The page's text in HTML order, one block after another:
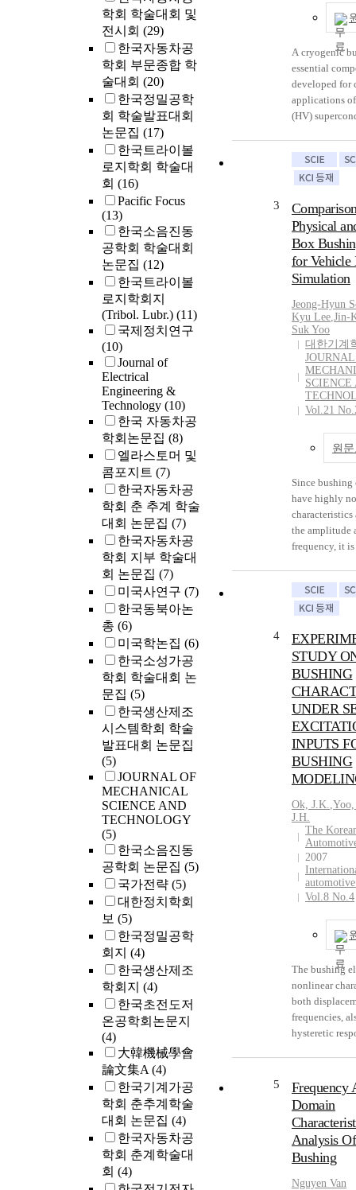
학회 학술대회 및
전시회 (29)
한국자동차공
학회 부문종합 학
술대회 (20)
한국정밀공학
회 학술발표대회
논문집 (17)
한국트라이볼
로지학회 학술대
회 (16)
Pacific Focus
(13)
한국소음진동
공학회 학술대회
논문집 (12)
한국트라이볼
로지학회지
(Tribol. Lubr.) (11)
국제정치연구
(10)
Journal of
Electrical
Engineering &
Technology (10)
한국 자동차공
학회논문집 (8)
엘라스토머 및
콤포지트 (7)
한국자동차공
학회 춘 추계 학술
대회 논문집 (7)
한국자동차공
학회 지부 학술대
회 논문집 (7)
미국사연구 (7)
한국동북아논
총 (6)
미국학논집 (6)
한국소성가공
학회 학술대회 논
문집 (5)
한국생산제조
시스템학회 학술
발표대회 논문집
(5)
JOURNAL OF
MECHANICAL
SCIENCE AND
TECHNOLOGY
(5)
한국소음진동
공학회 논문집 (5)
국가전략 (5)
대한정치학회
보 (5)
한국정밀공학
회지 (4)
한국생산제조
학회지 (4)
한국초전도저
온공학회논문지
(4)
大韓機械學會
論文集A(4)
한국기계가공
학회 춘추계학술
대회 논문집 (4)
한국자동차공
학회 춘계학술대
회 (4)
precise
model. A sine
input, and
excitations
the bushing.
program is
sensitivity
employed to
optimal
bushing
optimal
model.
identification
to satisfy the
dynamic
to sine and
inputs. It was
proposed
predict the
under sine,
inputs well.
within 10%
range. To
of the
numerical
carried out.
bushing
random
show good
experiments,
bushing
in the vehicle
characteristics
bushing
the accuracy
should be
modeled in
suspension
paper, a new
bushing
automotive
components
improve the
vehicle
Bushing
nonlinear and
behavior of
by using a
elastomer
Bouc-Wen
differential
precise
model. A sine
input, and
excitations
the bushing.
program is
sensitivity
VisualDOC
bushing
function is
optimal
model.
identification
to satisfy the
dynamic
A cryogenic
essential
developed for
applications
(HV)
ambient of
bushing,
an insulating
not be directly
the freezing of
Therefore,
bushing with
cryogenic
would be
Considering
the design of
bushing
reinforced
case of the
condenser
important to
electric field
on the
of the
most
bushings. In
finally 60kV
bushing was
optimal
configuration,
configuration
cone was
2D electric
results. Based
experimental
analytical
condenser
fabricated.
fabricated
bushing has
applying
and AC
From the test
possible to
results which
in cryogenic
3
Physical
Box
for Vehicle
Simulation
Jeong-Hyun
Kyu Lee,Jin-
Suk Yoo
대한기계
SCIENCE
Vol.21
원
Since bushing
have highly
the amplitude
frequency, it
this paper, a
bushing
derived and
Bone-Wen
is employed
semi-physical
artificial
algorithm is
black-box
3-axes MTS
machine is
the bushing
Sine
on the
and different
performed to
bushing
Random test
used to
physical
weighting
black-box
simulations
to verify the
and the
with each
the numerical
accuracy.
4
STUDY
BUSHING
UNDER
INPUTS
BUSHING
Ok, J.K.,
J.H.
The
2007
Vol.8 No.4
The bushing
nonlinear
both
frequencies,
hysteretic
characteristics
bushing
the accuracy
dynamic
should be
modeled in
suspension
5
Frequency
Domain
Analysis
Bushing
Nguyen Van